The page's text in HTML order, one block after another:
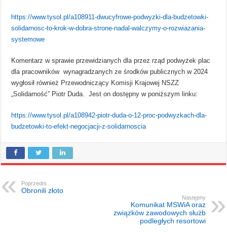
https://www.tysol.pl/a108911-dwucyfrowe-podwyzki-dla-budzetowki-
solidarnosc-to-krok-w-dobra-strone-nadal-walczymy-o-rozwiazania-
systemowe
Komentarz w sprawie przewidzianych dla przez rząd podwyżek plac
dla pracowników wynagradzanych ze środków publicznych w 2024
wygłosił również Przewodniczący Komisji Krajowej NSZZ
„Solidarność” Piotr Duda. Jest on dostępny w poniższym linku:
https://www.tysol.pl/a108942-piotr-duda-o-12-proc-podwyzkach-dla-
budzetowki-to-efekt-negocjacji-z-solidarnoscia
Poprzedni
Obronili złoto
Następny
Komunikat MSWiA oraz
związków zawodowych służb
podległych resortowi